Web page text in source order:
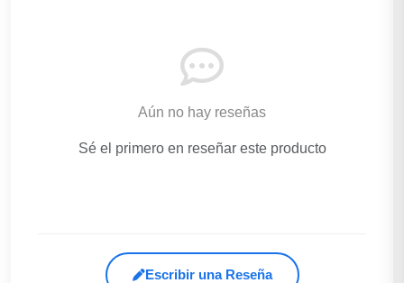
Aún no hay reseñas
Sé el primero en reseñar este producto
Escribir una Reseña